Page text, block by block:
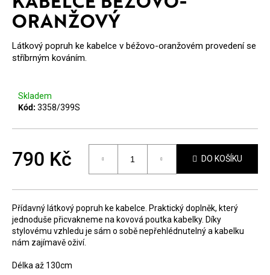
ORANŽOVÝ
Látkový popruh ke kabelce v béžovo-oranžovém provedení se
stříbrným kováním.
Skladem
Kód: 3358/399S
790 Kč DO KOŠÍKU
Přídavný látkový popruh ke kabelce. Praktický doplněk, který
jednoduše přicvakneme na kovová poutka kabelky. Díky
stylovému vzhledu je sám o sobě nepřehlédnutelný a kabelku
nám zajímavě oživí.
Délka až 130cm
E
T
E
A
J
Í
T
HLEDAT